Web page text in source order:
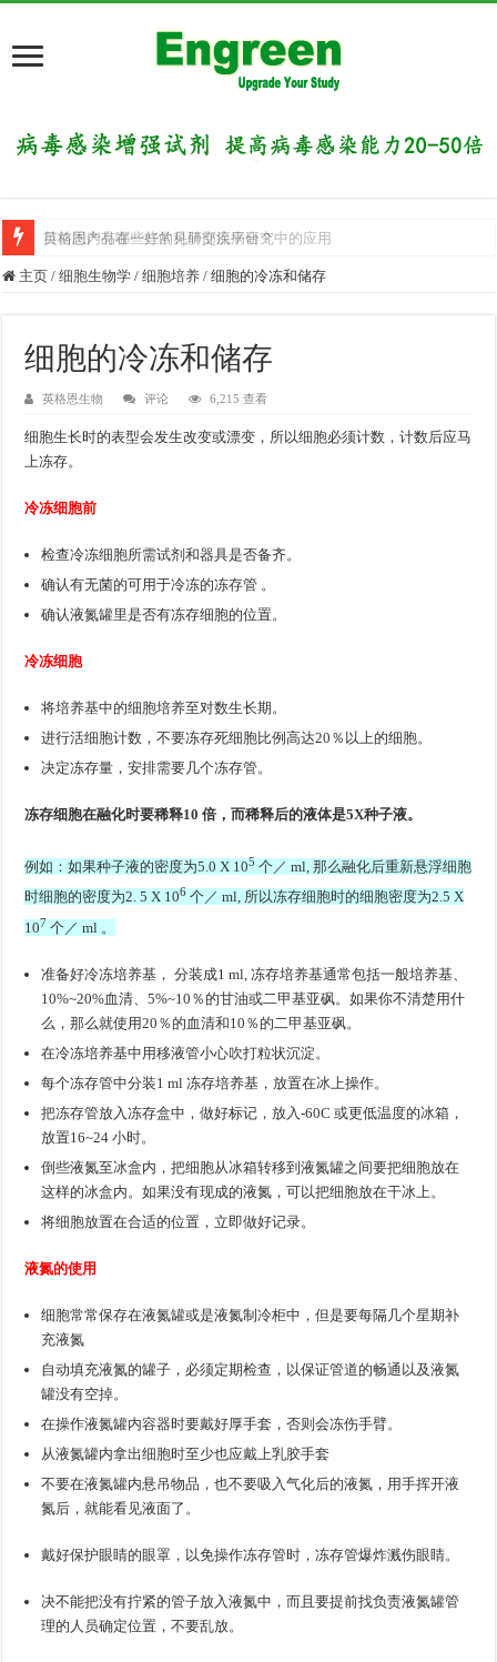
英格恩产品在一些常见肺部疾病研究中的应用
目前国内有哪些好的科研交流平台？
主页 / 细胞生物学 / 细胞培养 / 细胞的冷冻和储存
细胞的冷冻和储存
英格恩生物 评论 6,215 查看
细胞生长时的表型会发生改变或漂变，所以细胞必须计数，计数后应马
上冻存。
冷冻细胞前
检查冷冻细胞所需试剂和器具是否备齐。
确认有无菌的可用于冷冻的冻存管 。
确认液氮罐里是否有冻存细胞的位置。
冷冻细胞
将培养基中的细胞培养至对数生长期。
进行活细胞计数，不要冻存死细胞比例高达20％以上的细胞。
决定冻存量，安排需要几个冻存管。
冻存细胞在融化时要稀释10 倍，而稀释后的液体是5X种子液。
例如：如果种子液的密度为5.0 X 105 个／ ml, 那么融化后重新悬浮细胞
时细胞的密度为2. 5 X 106 个／ ml, 所以冻存细胞时的细胞密度为2.5 X
107 个／ ml 。
准备好冷冻培养基， 分装成1 ml, 冻存培养基通常包括一般培养基、
10%~20%血清、5%~10％的甘油或二甲基亚砜。如果你不清楚用什
么，那么就使用20％的血清和10％的二甲基亚砜。
在冷冻培养基中用移液管小心吹打粒状沉淀。
每个冻存管中分装1 ml 冻存培养基，放置在冰上操作。
把冻存管放入冻存盒中，做好标记，放入-60C 或更低温度的冰箱，
放置16~24 小时。
倒些液氮至冰盒内，把细胞从冰箱转移到液氮罐之间要把细胞放在
这样的冰盒内。如果没有现成的液氮，可以把细胞放在干冰上。
将细胞放置在合适的位置，立即做好记录。
液氮的使用
细胞常常保存在液氮罐或是液氮制冷柜中，但是要每隔几个星期补
充液氮
自动填充液氮的罐子，必须定期检查，以保证管道的畅通以及液氮
罐没有空掉。
在操作液氮罐内容器时要戴好厚手套，否则会冻伤手臂。
从液氮罐内拿出细胞时至少也应戴上乳胶手套
不要在液氮罐内悬吊物品，也不要吸入气化后的液氮，用手挥开液
氮后，就能看见液面了。
戴好保护眼睛的眼罩，以免操作冻存管时，冻存管爆炸溅伤眼睛。
决不能把没有拧紧的管子放入液氮中，而且要提前找负责液氮罐管
理的人员确定位置，不要乱放。